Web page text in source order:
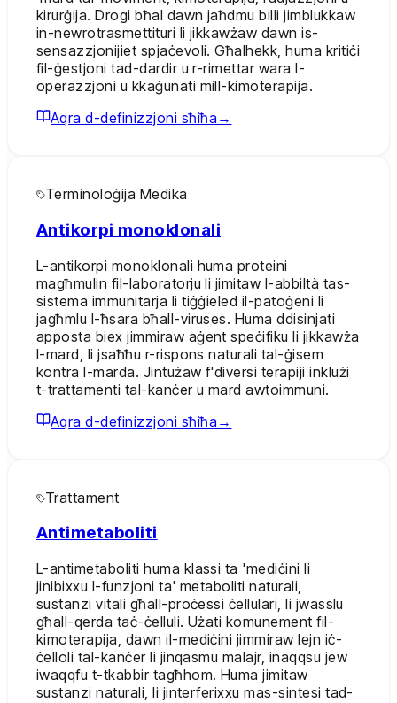
kirurġija. Drogi bħal dawn jaħdmu billi jimblukkaw
in-newrotrasmettituri li jikkawżaw dawn is-
sensazzjonijiet spjaċevoli. Għalhekk, huma kritiċi
fil-ġestjoni tad-dardir u r-rimettar wara l-
operazzjoni u kkaġunati mill-kimoterapija.
Aqra d-definizzjoni sħiħa →
Terminoloġija Medika
Antikorpi monoklonali
L-antikorpi monoklonali huma proteini
magħmulin fil-laboratorju li jimitaw l-abbiltà tas-
sistema immunitarja li tiġġieled il-patoġeni li
jagħmlu l-ħsara bħall-viruses. Huma ddisinjati
apposta biex jimmiraw aġent speċifiku li jikkawża
l-mard, li jsaħħu r-rispons naturali tal-ġisem
kontra l-marda. Jintużaw f'diversi terapiji inklużi
t-trattamenti tal-kanċer u mard awtoimmuni.
Aqra d-definizzjoni sħiħa →
Trattament
Antimetaboliti
L-antimetaboliti huma klassi ta 'mediċini li
jinibixxu l-funzjoni ta' metaboliti naturali,
sustanzi vitali għall-proċessi ċellulari, li jwasslu
għall-qerda taċ-ċelluli. Użati komunement fil-
kimoterapija, dawn il-mediċini jimmiraw lejn iċ-
ċelloli tal-kanċer li jinqasmu malajr, inaqqsu jew
iwaqqfu t-tkabbir tagħhom. Huma jimitaw
sustanzi naturali, li jinterferixxu mas-sintesi tad-